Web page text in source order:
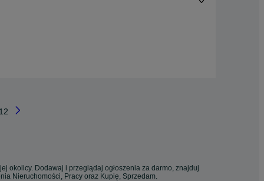
okolicy. Dodawaj i przeglądaj ogłoszenia za darmo, znajduj
Nieruchomości, Pracy oraz Kupię, Sprzedam.